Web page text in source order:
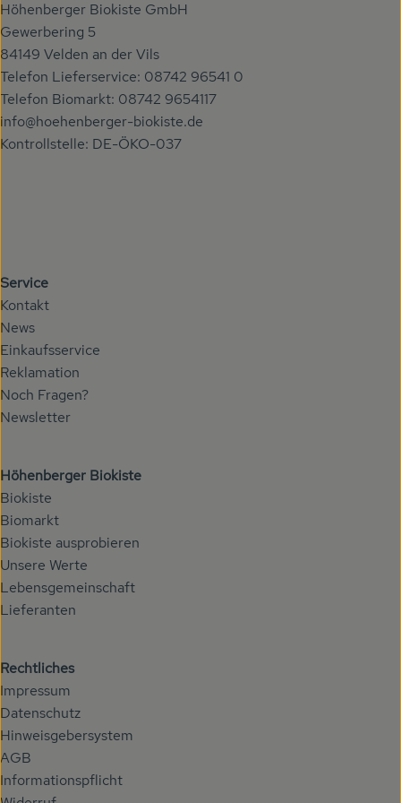
Höhenberger Biokiste GmbH
Gewerbering 5
84149 Velden an der Vils
Telefon Lieferservice: 08742 96541 0
Telefon Biomarkt: 08742 9654117
info@hoehenberger-biokiste.de
Kontrollstelle: DE-ÖKO-037
Service
Kontakt
News
Einkaufsservice
Reklamation
Noch Fragen?
Newsletter
Höhenberger Biokiste
Biokiste
Biomarkt
Biokiste ausprobieren
Unsere Werte
Lebensgemeinschaft
Lieferanten
Rechtliches
Impressum
Datenschutz
Hinweisgebersystem
AGB
Informationspflicht